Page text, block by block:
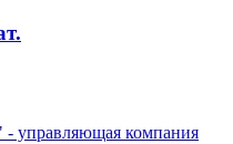
компания